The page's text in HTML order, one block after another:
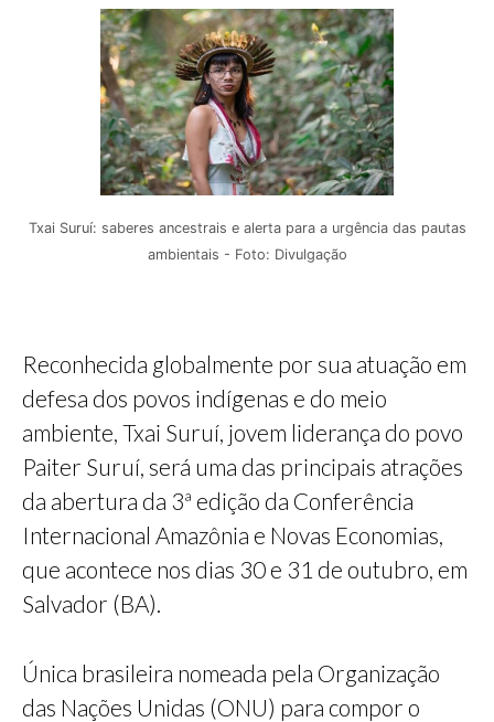
Txai Suruí: saberes ancestrais e alerta para a urgência das pautas
ambientais - Foto: Divulgação
Reconhecida globalmente por sua atuação em
defesa dos povos indígenas e do meio
ambiente, Txai Suruí, jovem liderança do povo
Paiter Suruí, será uma das principais atrações
da abertura da 3ª edição da Conferência
Internacional Amazônia e Novas Economias,
que acontece nos dias 30 e 31 de outubro, em
Salvador (BA).
Única brasileira nomeada pela Organização
das Nações Unidas (ONU) para compor o